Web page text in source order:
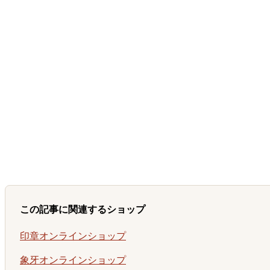
この記事に関連するショップ
印章オンラインショップ
象牙オンラインショップ